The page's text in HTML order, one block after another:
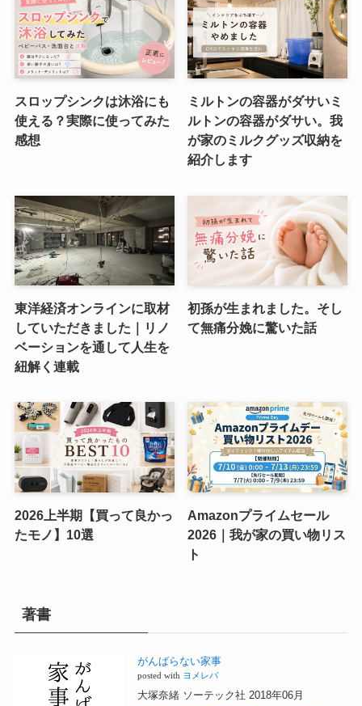
スロップシンクは沐浴にも
使える？実際に使ってみた
感想
ミルトンの容器がダサいミ
ルトンの容器がダサい。我
が家のミルクグッズ収納を
紹介します
東洋経済オンラインに取材
していただきました｜リノ
ベーションを通して人生を
紐解く連載
初孫が生まれました。そし
て無痛分娩に驚いた話
2026上半期【買って良かっ
たモノ】10選
Amazonプライムセール
2026｜我が家の買い物リス
ト
著書
がんばらない家事
posted with ヨメレバ
大塚奈緒 ソーテック社 2018年06月